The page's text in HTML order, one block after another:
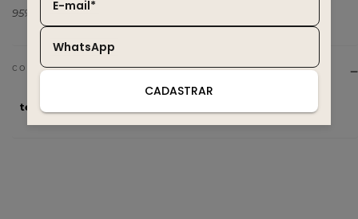
95% Poliéster 5% Elastano
tecido
E-mail*
WhatsApp
CADASTRAR